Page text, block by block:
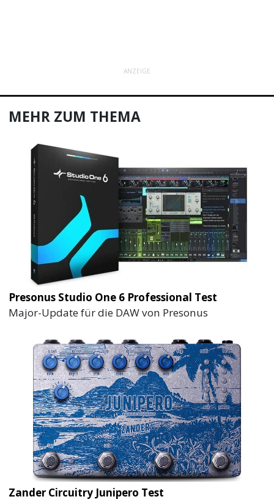
ANZEIGE
MEHR ZUM THEMA
Presonus Studio One 6 Professional Test
Major-Update für die DAW von Presonus
Zander Circuitry Junipero Test